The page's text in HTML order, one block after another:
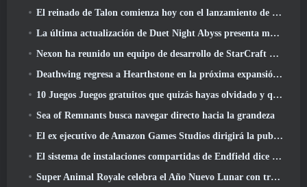
El reinado de Talon comienza hoy con el lanzamiento de la temporada de Overwatch 1: Conquista
La última actualización de Duet Night Abyss presenta monturas
Nexon ha reunido un equipo de desarrollo de StarCraft Shooter según un informe de un medio coreano
Deathwing regresa a Hearthstone en la próxima expansión de Cataclysm
10 Juegos Juegos gratuitos que quizás hayas olvidado y que participan en el PvP Fest de Steam
Sea of ​​Remnants busca navegar directo hacia la grandeza
El ex ejecutivo de Amazon Games Studios dirigirá la publicación occidental de Aion 2
El sistema de instalaciones compartidas de Endfield dice sobre los jugadores
Super Animal Royale celebra el Año Nuevo Lunar con tres semanas de eventos de Super Horse